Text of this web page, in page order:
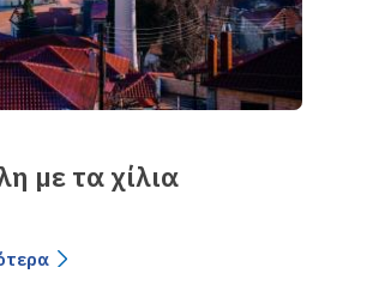
µε τα χίλια